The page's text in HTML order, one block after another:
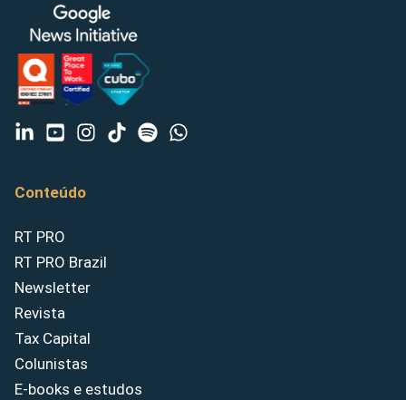
Conteúdo
RT PRO
RT PRO Brazil
Newsletter
Revista
Tax Capital
Colunistas
E-books e estudos